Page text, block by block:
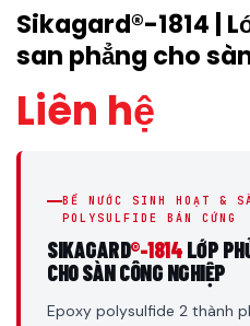
Sikagard®-1814 |
san phẳng cho
Liên hệ
BỂ NƯỚC SINH HOẠT &
POLYSULFIDE BÁN CỨNG
SIKAGARD®-1814 LỚP
CHO SÀN CÔNG NGHIỆP
Epoxy polysulfide 2 thành